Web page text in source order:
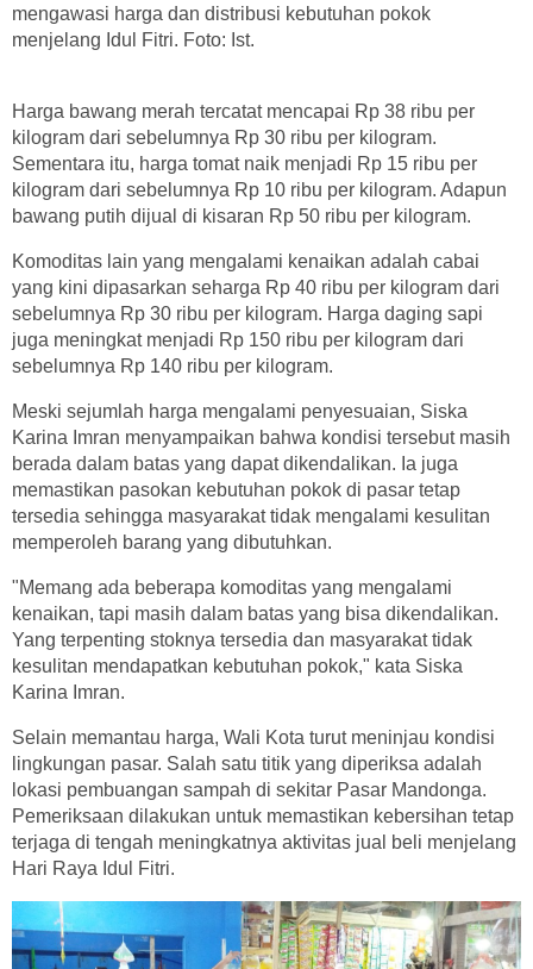
mengawasi harga dan distribusi kebutuhan pokok
menjelang Idul Fitri. Foto: Ist.
Harga bawang merah tercatat mencapai Rp 38 ribu per
kilogram dari sebelumnya Rp 30 ribu per kilogram.
Sementara itu, harga tomat naik menjadi Rp 15 ribu per
kilogram dari sebelumnya Rp 10 ribu per kilogram. Adapun
bawang putih dijual di kisaran Rp 50 ribu per kilogram.
Komoditas lain yang mengalami kenaikan adalah cabai
yang kini dipasarkan seharga Rp 40 ribu per kilogram dari
sebelumnya Rp 30 ribu per kilogram. Harga daging sapi
juga meningkat menjadi Rp 150 ribu per kilogram dari
sebelumnya Rp 140 ribu per kilogram.
Meski sejumlah harga mengalami penyesuaian, Siska
Karina Imran menyampaikan bahwa kondisi tersebut masih
berada dalam batas yang dapat dikendalikan. Ia juga
memastikan pasokan kebutuhan pokok di pasar tetap
tersedia sehingga masyarakat tidak mengalami kesulitan
memperoleh barang yang dibutuhkan.
"Memang ada beberapa komoditas yang mengalami
kenaikan, tapi masih dalam batas yang bisa dikendalikan.
Yang terpenting stoknya tersedia dan masyarakat tidak
kesulitan mendapatkan kebutuhan pokok," kata Siska
Karina Imran.
Selain memantau harga, Wali Kota turut meninjau kondisi
lingkungan pasar. Salah satu titik yang diperiksa adalah
lokasi pembuangan sampah di sekitar Pasar Mandonga.
Pemeriksaan dilakukan untuk memastikan kebersihan tetap
terjaga di tengah meningkatnya aktivitas jual beli menjelang
Hari Raya Idul Fitri.